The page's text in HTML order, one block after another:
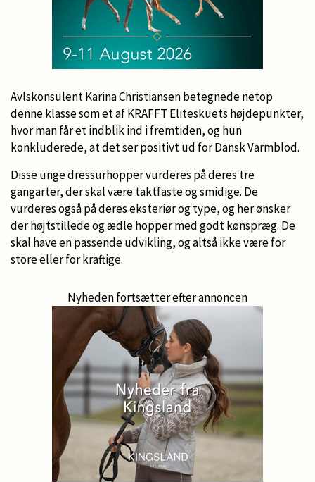
Avlskonsulent Karina Christiansen betegnede netop
denne klasse som et af KRAFFT Eliteskuets højdepunkter,
hvor man får et indblik ind i fremtiden, og hun
konkluderede, at det ser positivt ud for Dansk Varmblod.
Disse unge dressurhopper vurderes på deres tre
gangarter, der skal være taktfaste og smidige. De
vurderes også på deres eksteriør og type, og her ønsker
der højtstillede og ædle hopper med godt kønspræg. De
skal have en passende udvikling, og altså ikke være for
store eller for kraftige.
Nyheden fortsætter efter annoncen